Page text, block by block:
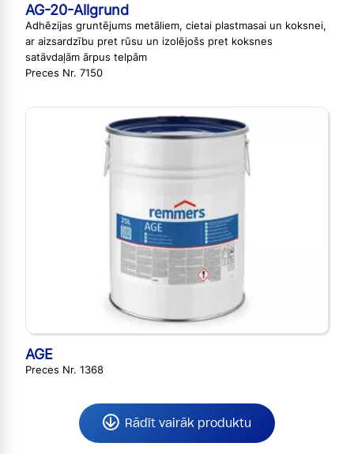
AG-20-Allgrund
Adhēzijas gruntējums metāliem, cietai plastmasai un koksnei,
ar aizsardzību pret rūsu un izolējošs pret koksnes
satāvdaļām ārpus telpām
Preces Nr. 7150
AGE
Preces Nr. 1368
Rādīt vairāk produktu